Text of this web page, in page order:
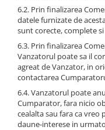
6.2. Prin finalizarea
datele furnizate de
sunt corecte, complete
6.3. Prin finalizarea
Vanzatorul poate sa il
agreat de Vanzator, in
contactarea
6.4. Vanzatorul poate
Cumparator, fara nicio
cealalta sau fara ca vreo
daune-interese in